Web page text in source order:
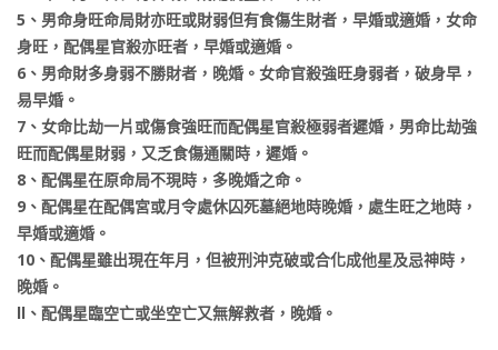
5、男命身旺命局財亦旺或財弱但有食傷生財者，早婚或適婚，女命
身旺，配偶星官殺亦旺者，早婚或適婚。
6、男命財多身弱不勝財者，晚婚。女命官殺強旺身弱者，破身早，
易早婚。
7、女命比劫一片或傷食強旺而配偶星官殺極弱者遲婚，男命比劫強
旺而配偶星財弱，又乏食傷通關時，遲婚。
8、配偶星在原命局不現時，多晚婚之命。
9、配偶星在配偶宮或月令處休囚死墓絕地時晚婚，處生旺之地時，
早婚或適婚。
10、配偶星雖出現在年月，但被刑沖克破或合化成他星及忌神時，
晚婚。
ll、配偶星臨空亡或坐空亡又無解救者，晚婚。